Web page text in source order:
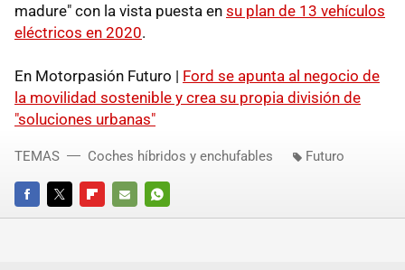
madure" con la vista puesta en su plan de 13 vehículos
eléctricos en 2020.
En Motorpasión Futuro | Ford se apunta al negocio de
la movilidad sostenible y crea su propia división de
"soluciones urbanas"
FACEBOOKTWITTERFLIPBOARD
E-
WHATSAPP
TEMAS Coches híbridos y enchufables Futuro